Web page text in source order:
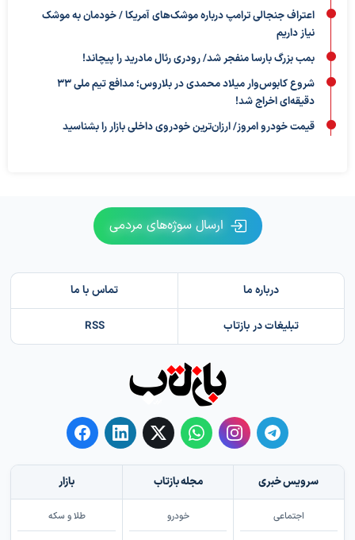
اعتراف جنجالی ترامپ درباره موشک‌های آمریکا / خودمان به موشک
نیاز داریم
بمب بزرگ بارسا منفجر شد/ رودری رئال مادرید را پیچاند!
شروع کابوس‌وار میلاد محمدی در بلاروس؛ مدافع تیم ملی ۳۳
دقیقه‌ای اخراج شد!
قیمت خودرو امروز/ ارزان‌ترین خودروی داخلی بازار را بشناسید
ارسال سوژه‌های مردمی
درباره ما تماس با ما
تبلیغات در بازتاب RSS
سرویس خبری
اجتماعی
مجله بازتاب
خودرو
بازار
طلا و سکه